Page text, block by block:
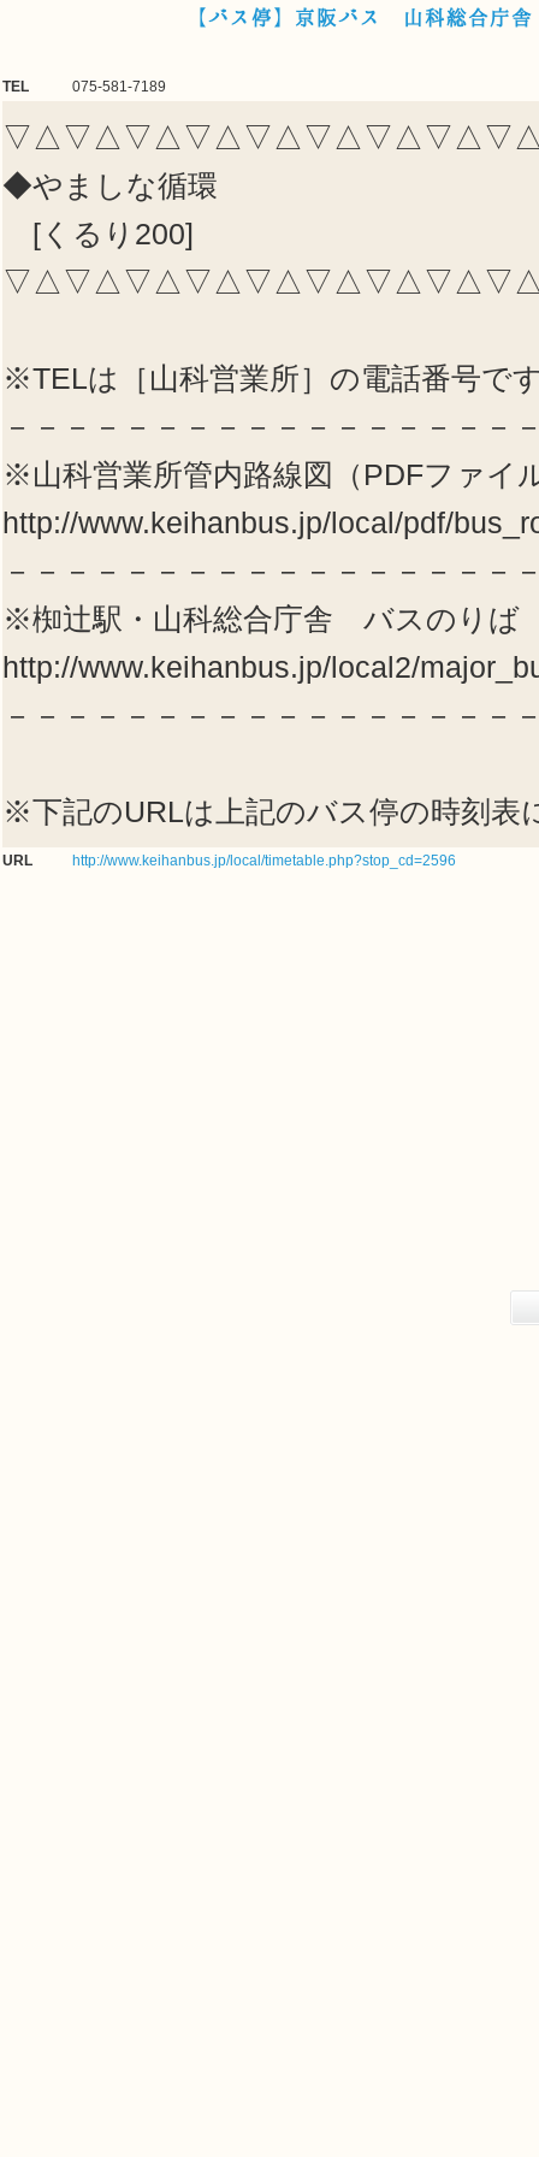
【バス停】京阪バス 山科総合庁
TEL 075-581-7189
◆やましな循環
[くるり200]
※TELは［山科営業所］の電話番号で
－－－－－－－－－－－－－－－－－
※山科営業所管内路線図（PDFファイ
http://www.keihanbus.jp/local/pdf/
－－－－－－－－－－－－－－－－－
※椥辻駅・山科総合庁舎 バスのり
http://www.keihanbus.jp/local2/
－－－－－－－－－－－－－－－－－
※下記のURLは上記のバス停の時刻表
URL http://www.keihanbus.jp/local/timetable.php?stop_cd=2596